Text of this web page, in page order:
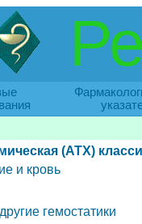
(АТХ)
и кровь
гемостатики